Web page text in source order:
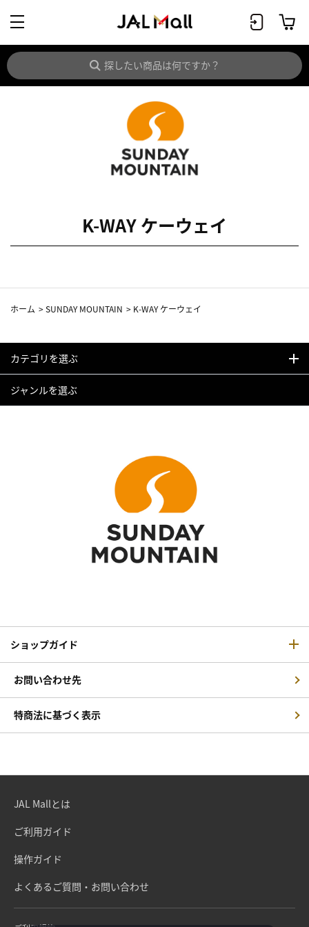
K-WAY ケーウェイ
ホーム >SUNDAY MOUNTAIN > K-WAY ケーウェイ
カテゴリを選ぶ
ジャンルを選ぶ
ショップガイド
お問い合わせ先
特商法に基づく表示
JAL Mallとは
ご利用ガイド
操作ガイド
よくあるご質問・お問い合わせ